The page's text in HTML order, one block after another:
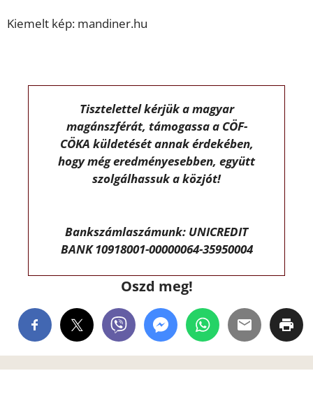
Kiemelt kép: mandiner.hu
Tisztelettel kérjük a magyar
magánszférát, támogassa a CÖF-
CÖKA küldetését annak érdekében,
hogy még eredményesebben, együtt
szolgálhassuk a közjót!
Bankszámlaszámunk: UNICREDIT
BANK 10918001-00000064-35950004
Oszd meg!